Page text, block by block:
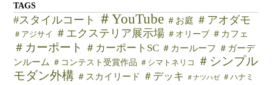
TAGS
#スタイルコート ＃YouTube ＃お庭 ＃アオダモ
＃アジサイ ＃エクステリア展示場 ＃オリーブ ＃カフェ
＃カーポート ＃カーポートSC ＃カールーフ ＃ガーデ
ンルーム ＃コンテスト受賞作品 ＃シマトネリコ
＃シンプル
モダン外構 ＃スカイリード ＃デッキ ＃ナツハゼ
＃ハナミ